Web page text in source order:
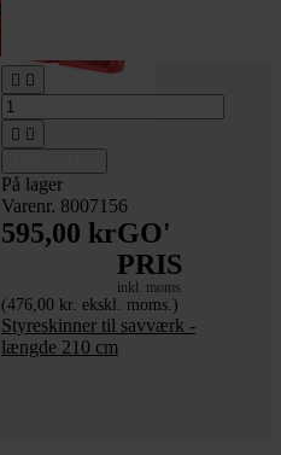
 
 
På lager
Varenr. 8007156
595,00 krGO'
PRIS
inkl. moms
(476,00 kr. ekskl. moms.)
Styreskinner til savværk -
længde 210 cm